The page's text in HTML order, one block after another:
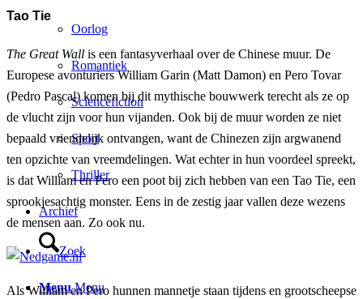
Oorlog
Romantiek
Sciencefiction
Sport
Thriller
Archief
Zoek
Menu Menu
Tao Tie
The Great Wall is een fantasyverhaal over de Chinese muur. De
Europese avonturiers William Garin (Matt Damon) en Pero Tovar
(Pedro Pascal) komen bij dit mythische bouwwerk terecht als ze op
de vlucht zijn voor hun vijanden. Ook bij de muur worden ze niet
bepaald vriendelijk ontvangen, want de Chinezen zijn argwanend
ten opzichte van vreemdelingen. Wat echter in hun voordeel spreekt,
is dat William en Pero een poot bij zich hebben van een Tao Tie, een
sprookjesachtig monster. Eens in de zestig jaar vallen deze wezens
de mensen aan. Zo ook nu.
Als William en Pero hunnen mannetje staan tijdens en grootscheepse